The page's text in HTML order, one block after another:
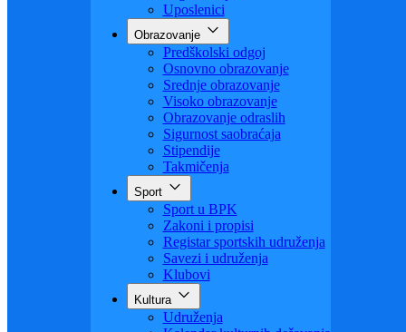
Ministar
Nadležnosti
Organizacija
Uposlenici
Obrazovanje
Predškolski odgoj
Osnovno obrazovanje
Srednje obrazovanje
Visoko obrazovanje
Obrazovanje odraslih
Sigurnost saobraćaja
Stipendije
Takmičenja
Sport
Sport u BPK
Zakoni i propisi
Registar sportskih udruženja
Savezi i udruženja
Klubovi